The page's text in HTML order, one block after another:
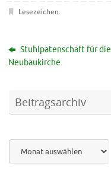
Lesezeichen.
Stuhlpatenschaft für die
Neubaukirche
Beitragsarchiv